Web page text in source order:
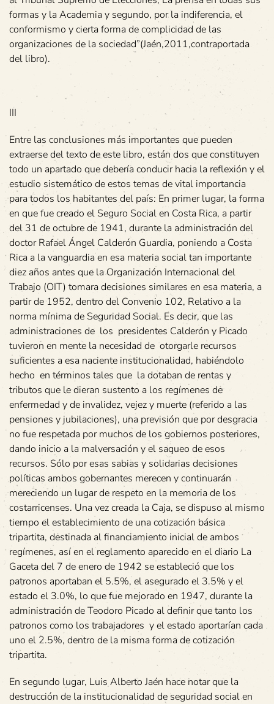
formas y la Academia y segundo, por la indiferencia, el
conformismo y cierta forma de complicidad de las
organizaciones de la sociedad”(Jaén,2011,contraportada
del libro).
III
Entre las conclusiones más importantes que pueden
extraerse del texto de este libro, están dos que constituyen
todo un apartado que debería conducir hacia la reflexión y el
estudio sistemático de estos temas de vital importancia
para todos los habitantes del país: En primer lugar, la forma
en que fue creado el Seguro Social en Costa Rica, a partir
del 31 de octubre de 1941, durante la administración del
doctor Rafael Ángel Calderón Guardia, poniendo a Costa
Rica a la vanguardia en esa materia social tan importante
diez años antes que la Organización Internacional del
Trabajo (OIT) tomara decisiones similares en esa materia, a
partir de 1952, dentro del Convenio 102, Relativo a la
norma mínima de Seguridad Social. Es decir, que las
administraciones de los presidentes Calderón y Picado
tuvieron en mente la necesidad de otorgarle recursos
suficientes a esa naciente institucionalidad, habiéndolo
hecho en términos tales que la dotaban de rentas y
tributos que le dieran sustento a los regímenes de
enfermedad y de invalidez, vejez y muerte (referido a las
pensiones y jubilaciones), una previsión que por desgracia
no fue respetada por muchos de los gobiernos posteriores,
dando inicio a la malversación y el saqueo de esos
recursos. Sólo por esas sabias y solidarias decisiones
políticas ambos gobernantes merecen y continuarán
mereciendo un lugar de respeto en la memoria de los
costarricenses. Una vez creada la Caja, se dispuso al mismo
tiempo el establecimiento de una cotización básica
tripartita, destinada al financiamiento inicial de ambos
regímenes, así en el reglamento aparecido en el diario La
Gaceta del 7 de enero de 1942 se estableció que los
patronos aportaban el 5.5%, el asegurado el 3.5% y el
estado el 3.0%, lo que fue mejorado en 1947, durante la
administración de Teodoro Picado al definir que tanto los
patronos como los trabajadores y el estado aportarían cada
uno el 2.5%, dentro de la misma forma de cotización
tripartita.
En segundo lugar, Luis Alberto Jaén hace notar que la
destrucción de la institucionalidad de seguridad social en